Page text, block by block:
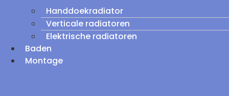
Handdoekradiator
Verticale radiatoren
Elektrische radiatoren
Baden
Montage